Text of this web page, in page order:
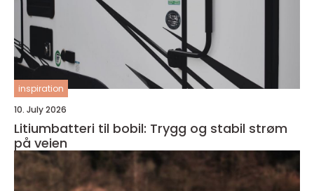
inspiration
10. July 2026
Litiumbatteri til bobil: Trygg og stabil strøm
på veien